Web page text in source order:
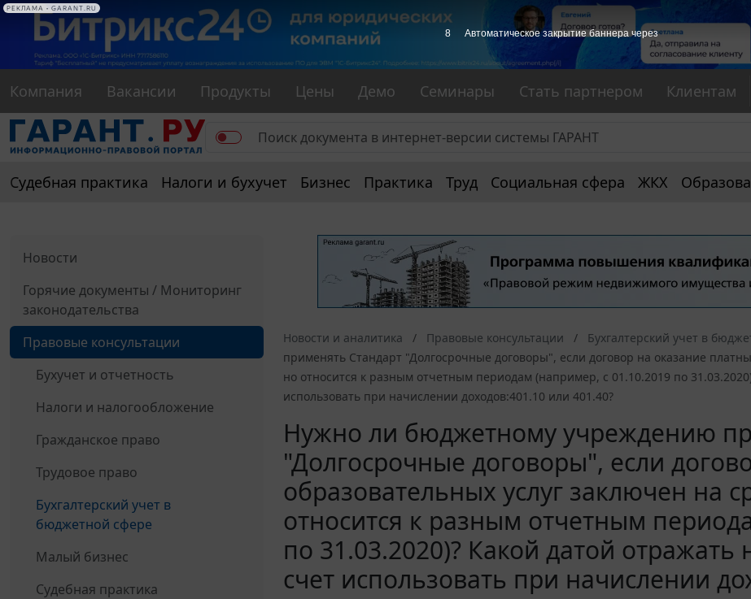
РЕКЛАМА
Компания Вакансии Продукты Цены Демо Семинары Стать партнером Клиентам
Судебная практика Налоги и бухучет Бизнес Практика Труд Социальная сфера ЖКХ
Новости
Горячие документы / Мониторинг
законодательства
Правовые консультации
Бухучет и отчетность
Налоги и налогообложение
Гражданское право
Трудовое право
Бухгалтерский учет в
бюджетной сфере
Малый бизнес
Судебная практика
Новости и аналитика Правовые консультации Бухгалтерский учет в
применять Стандарт "Долгосрочные договоры", если договор на оказание
но относится к разным отчетным периодам (например, с 01.10.2019 по
использовать при начислении доходов:401.10 или 401.40?
Нужно ли бюджетному учреждению
"Долгосрочные договоры", если
образовательных услуг заключен на
относится к разным отчетным
по 31.03.2020)? Какой датой отражать
счет использовать при начислении
7 Автоматическое закрытие баннера через
РЕКЛАМА • GARANT.RU